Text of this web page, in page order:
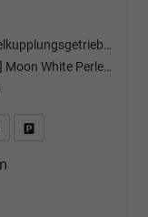
Doppelkupplungsgetriebe (DSG)
[2Y2Y] Moon White Perleffekt
Sie an
PDF-Datei, Fahrzeugexposé